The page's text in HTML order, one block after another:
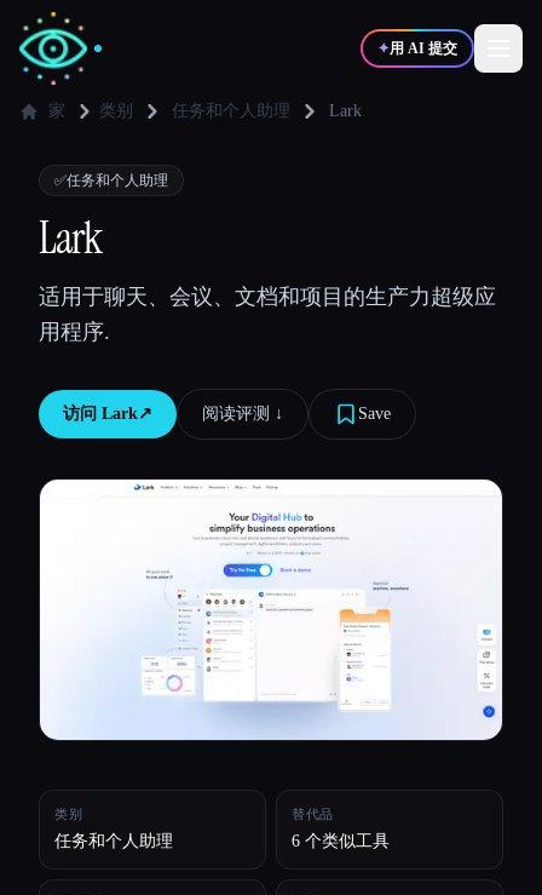
✦用 AI 提交
✍️写作者
💻
🎓学生
家 类别 任务和个人助理 Lark
✅任务和个人助理
Lark
适用于聊天、会议、文档和项目的生产力超级应
用程序.
访问 Lark↗︎ 阅读评测 ↓︎ Save
类别
任务和个人助理
替代品
6 个类似工具